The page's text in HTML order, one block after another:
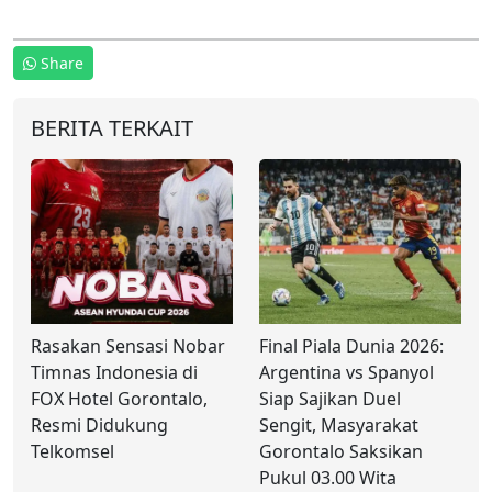
Share
BERITA TERKAIT
Rasakan Sensasi Nobar
Timnas Indonesia di
FOX Hotel Gorontalo,
Resmi Didukung
Telkomsel
Final Piala Dunia 2026:
Argentina vs Spanyol
Siap Sajikan Duel
Sengit, Masyarakat
Gorontalo Saksikan
Pukul 03.00 Wita